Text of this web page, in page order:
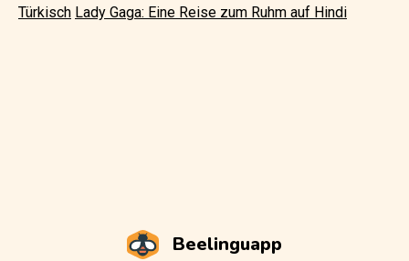
Türkisch Lady Gaga: Eine Reise zum Ruhm auf Hindi
Beelinguapp